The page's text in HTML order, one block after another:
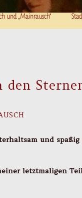
und „Mainrausch“
den
und
letztmaligen